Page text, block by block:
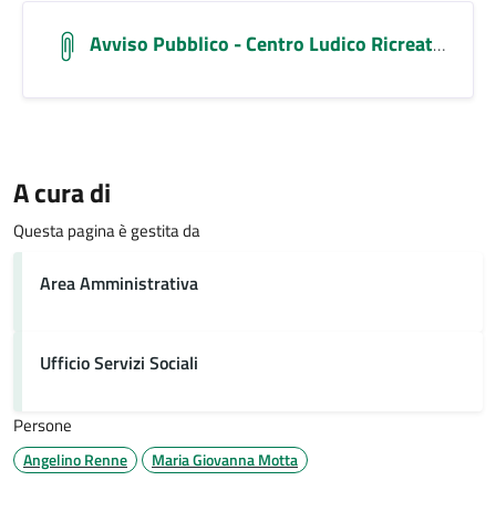
Avviso Pubblico - Centro Ludico Ricreativo 2025
A cura di
Questa pagina è gestita da
Area Amministrativa
Ufficio Servizi Sociali
Persone
Angelino Renne Maria Giovanna Motta